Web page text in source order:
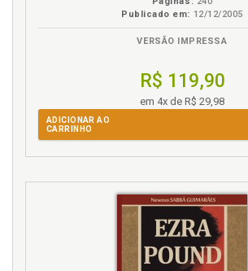
Publicado em: 12/12/2005
VERSÃO IMPRESSA
R$ 119,90
em 4x de R$ 29,98
ADICIONAR AO
CARRINHO